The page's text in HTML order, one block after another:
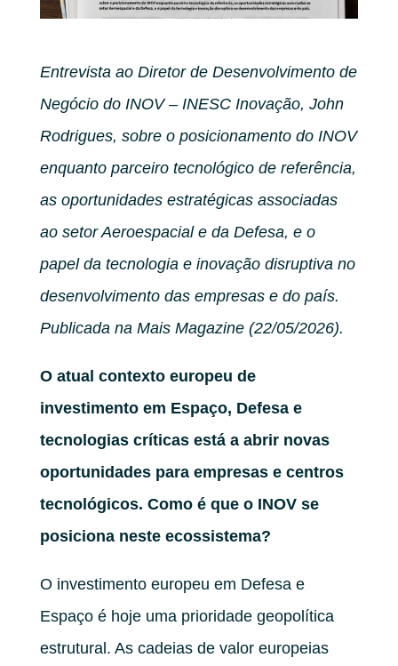
Entrevista ao Diretor de Desenvolvimento de
Negócio do INOV – INESC Inovação, John
Rodrigues, sobre o posicionamento do INOV
enquanto parceiro tecnológico de referência,
as oportunidades estratégicas associadas
ao setor Aeroespacial e da Defesa, e o
papel da tecnologia e inovação disruptiva no
desenvolvimento das empresas e do país.
Publicada na Mais Magazine (22/05/2026).
O atual contexto europeu de
investimento em Espaço, Defesa e
tecnologias críticas está a abrir novas
oportunidades para empresas e centros
tecnológicos. Como é que o INOV se
posiciona neste ecossistema?
O investimento europeu em Defesa e
Espaço é hoje uma prioridade geopolítica
estrutural. As cadeias de valor europeias